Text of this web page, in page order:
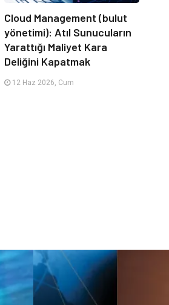
Cloud Management (bulut
yönetimi): Atıl Sunucuların
Yarattığı Maliyet Kara
Deliğini Kapatmak
12 Haz 2026, Cum